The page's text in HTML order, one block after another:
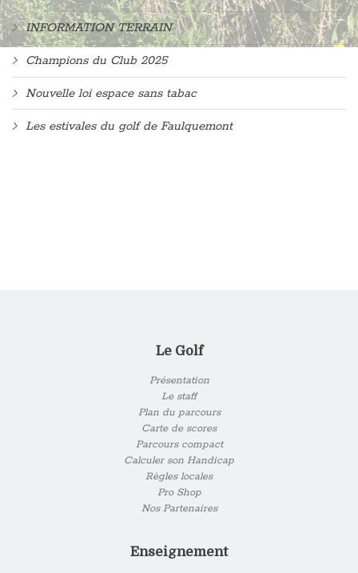
INFORMATION TERRAIN
Champions du Club 2025
Nouvelle loi espace sans tabac
Les estivales du golf de Faulquemont
Le Golf
Présentation
Le staff
Plan du parcours
Carte de scores
Parcours compact
Calculer son Handicap
Règles locales
Pro Shop
Nos Partenaires
Enseignement